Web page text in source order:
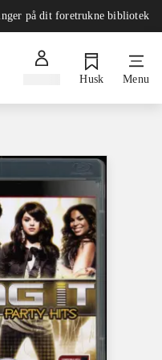
på dit foretrukne bibliotek
Husk Menu